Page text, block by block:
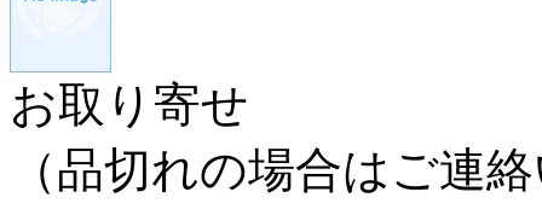
お取り寄せ
（品切れの場合はご連